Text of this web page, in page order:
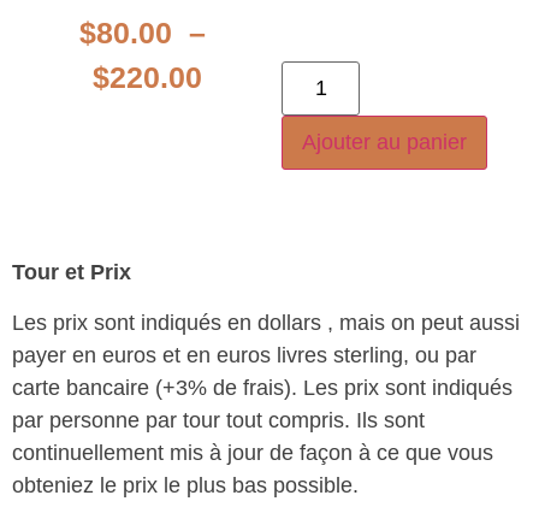
$80.00 –
$220.00
Ajouter au panier
Tour et Prix
Les prix sont indiqués en dollars , mais on peut aussi
payer en euros et en euros livres sterling, ou par
carte bancaire (+3% de frais). Les prix sont indiqués
par personne par tour tout compris. Ils sont
continuellement mis à jour de façon à ce que vous
obteniez le prix le plus bas possible.